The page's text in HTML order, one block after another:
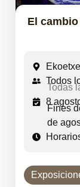
El
Todos
Todas
8
Fines
de